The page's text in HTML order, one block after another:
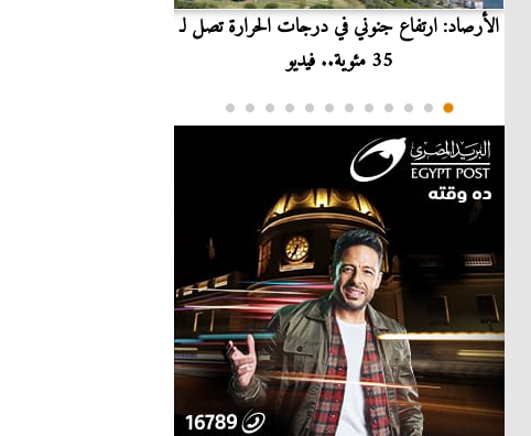
الأرصاد: ارتفاع جنوني في درجات الحرارة تصل لـ
35 مئوية.. فيديو